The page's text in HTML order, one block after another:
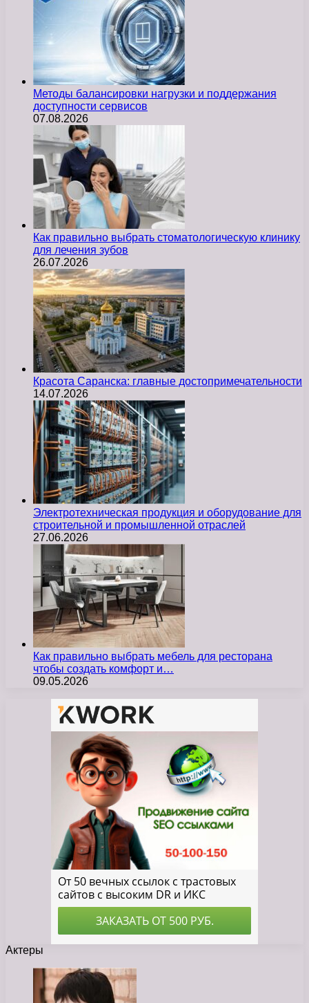
Методы балансировки нагрузки и поддержания
доступности сервисов
07.08.2026
Как правильно выбрать стоматологическую клинику
для лечения зубов
26.07.2026
Красота Саранска: главные достопримечательности
14.07.2026
Электротехническая продукция и оборудование для
строительной и промышленной отраслей
27.06.2026
Как правильно выбрать мебель для ресторана
чтобы создать комфорт и…
09.05.2026
Актеры